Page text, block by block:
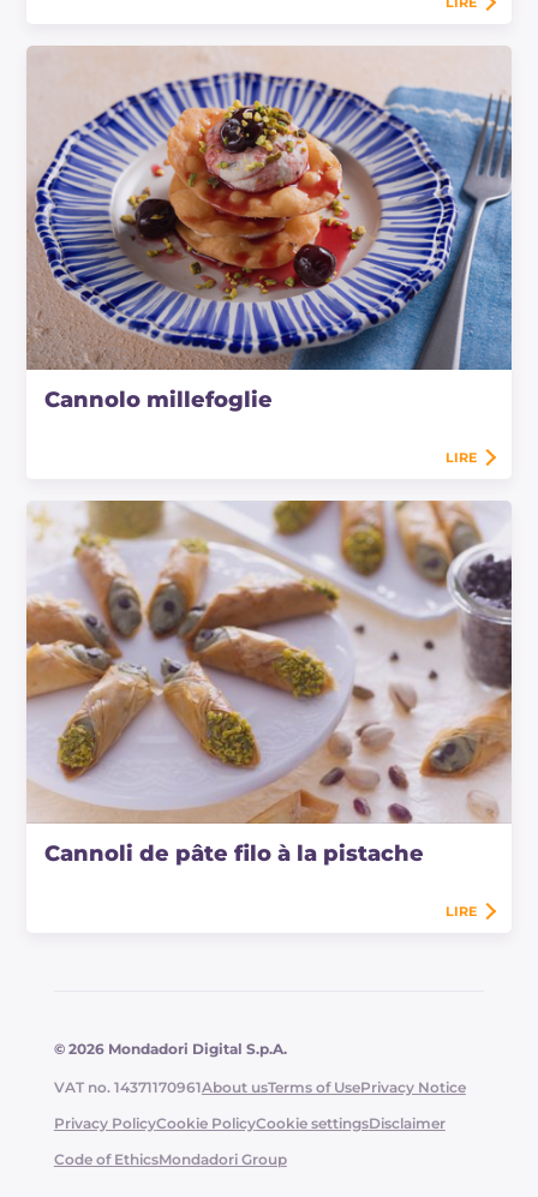
Cannolo millefoglie
LIRE
Cannoli de pâte filo à la pistache
LIRE
© 2026 Mondadori Digital S.p.A.
VAT no. 14371170961About usTerms of UsePrivacy Notice
Privacy PolicyCookie PolicyCookie settingsDisclaimer
Code of EthicsMondadori Group